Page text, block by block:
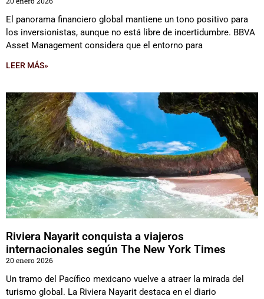
El panorama financiero global mantiene un tono positivo para
los inversionistas, aunque no está libre de incertidumbre. BBVA
Asset Management considera que el entorno para
LEER MÁS»
Riviera Nayarit conquista a viajeros
internacionales según The New York Times
20 enero 2026
Un tramo del Pacífico mexicano vuelve a atraer la mirada del
turismo global. La Riviera Nayarit destaca en el diario